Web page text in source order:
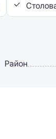
Район